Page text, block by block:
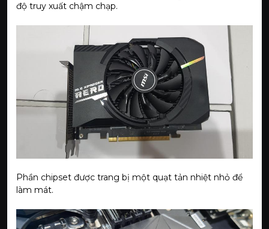
độ truy xuất chậm chạp.
Phần chipset được trang bị một quạt tản nhiệt nhỏ để
làm mát.